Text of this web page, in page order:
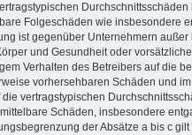
Folgeschäden wie insbesondere
ist gegenüber Unternehmern außer
und Gesundheit oder
Verhalten des Betreibers auf die
vorhersehbaren Schäden und
die vertragstypischen
Schäden, insbesondere
der Absätze a bis c